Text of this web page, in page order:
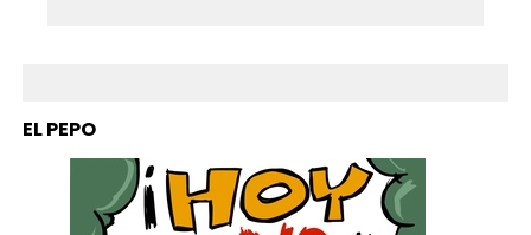
EL PEPO